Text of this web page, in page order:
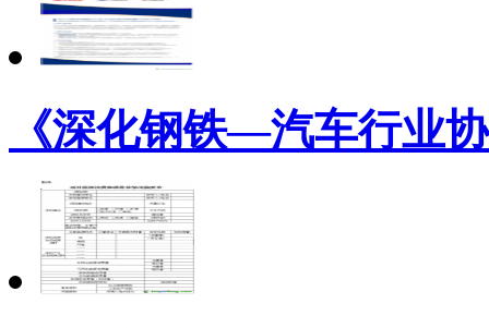
《深化钢铁—汽车行业